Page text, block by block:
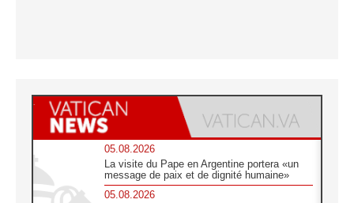
05.08.2026
La visite du Pape en Argentine portera «un
message de paix et de dignité humaine»
05.08.2026